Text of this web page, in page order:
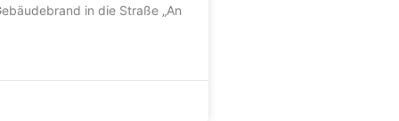
in die Straße „An